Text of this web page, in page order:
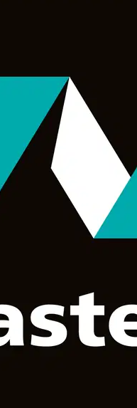
Artículos técnicos